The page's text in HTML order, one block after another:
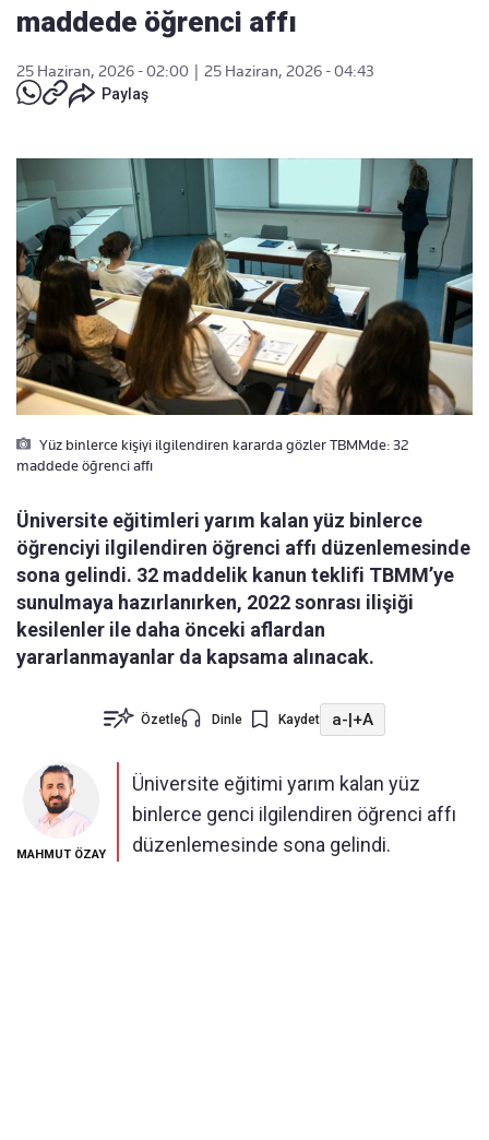
maddede öğrenci affı
25 Haziran, 2026 - 02:00
25 Haziran, 2026 - 04:43
Paylaş
Yüz binlerce kişiyi ilgilendiren kararda gözler TBMMde: 32
maddede öğrenci affı
Üniversite eğitimleri yarım kalan yüz binlerce
öğrenciyi ilgilendiren öğrenci affı düzenlemesinde
sona gelindi. 32 maddelik kanun teklifi TBMM’ye
sunulmaya hazırlanırken, 2022 sonrası ilişiği
kesilenler ile daha önceki aflardan
yararlanmayanlar da kapsama alınacak.
Özetle Dinle Kaydet a-|+A
MAHMUT ÖZAY
Üniversite eğitimi yarım kalan yüz
binlerce genci ilgilendiren öğrenci affı
düzenlemesinde sona gelindi.